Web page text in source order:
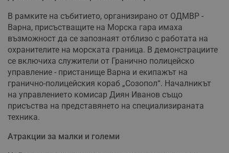
В рамките на събитието, организирано от ОДМВР -
Варна, присъстващите на Морска гара имаха
възможност да се запознаят отблизо с работата на
охранителите на морската граница. В демонстрациите
се включиха служители от Гранично полицейско
управление - пристанище Варна и екипажът на
гранично-полицейския кораб „Созопол“. Началникът
на управлението комисар Диян Иванов също
присъства на представянето на специализираната
техника.
Атракции за малки и големи